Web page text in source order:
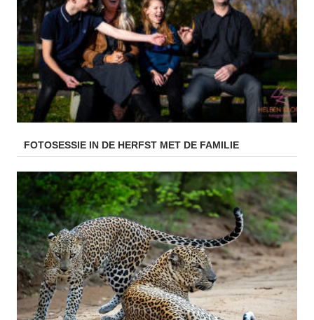
FOTOSESSIE IN DE HERFST MET DE FAMILIE